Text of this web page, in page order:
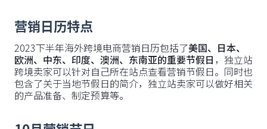
营销日历特点
2023下半年海外跨境电商营销日历包括了美国、日本、
欧洲、中东、印度、澳洲、东南亚的重要节假日 ，独立站
跨境卖家可以针对自己所在站点查看营销节假日。同时也
包含了关于当地节假日的简介，独立站卖家可以做好相关
的产品准备、制定预算等。